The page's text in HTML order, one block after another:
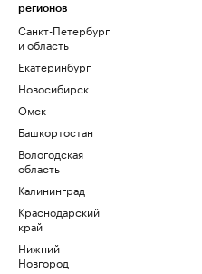
регионов
Санкт-Петербург
и область
Екатеринбург
Новосибирск
Омск
Башкортостан
Вологодская
область
Калининград
Краснодарский
край
Нижний
Новгород